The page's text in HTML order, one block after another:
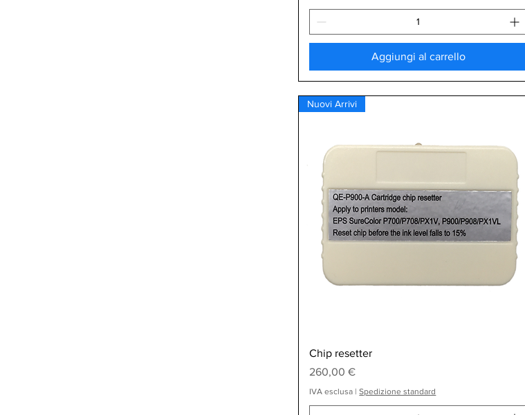
Aggiungi al carrello
Nuovi Arrivi
Chip resetter
Prezzo
260,00 €
IVA esclusa |Spedizione standard